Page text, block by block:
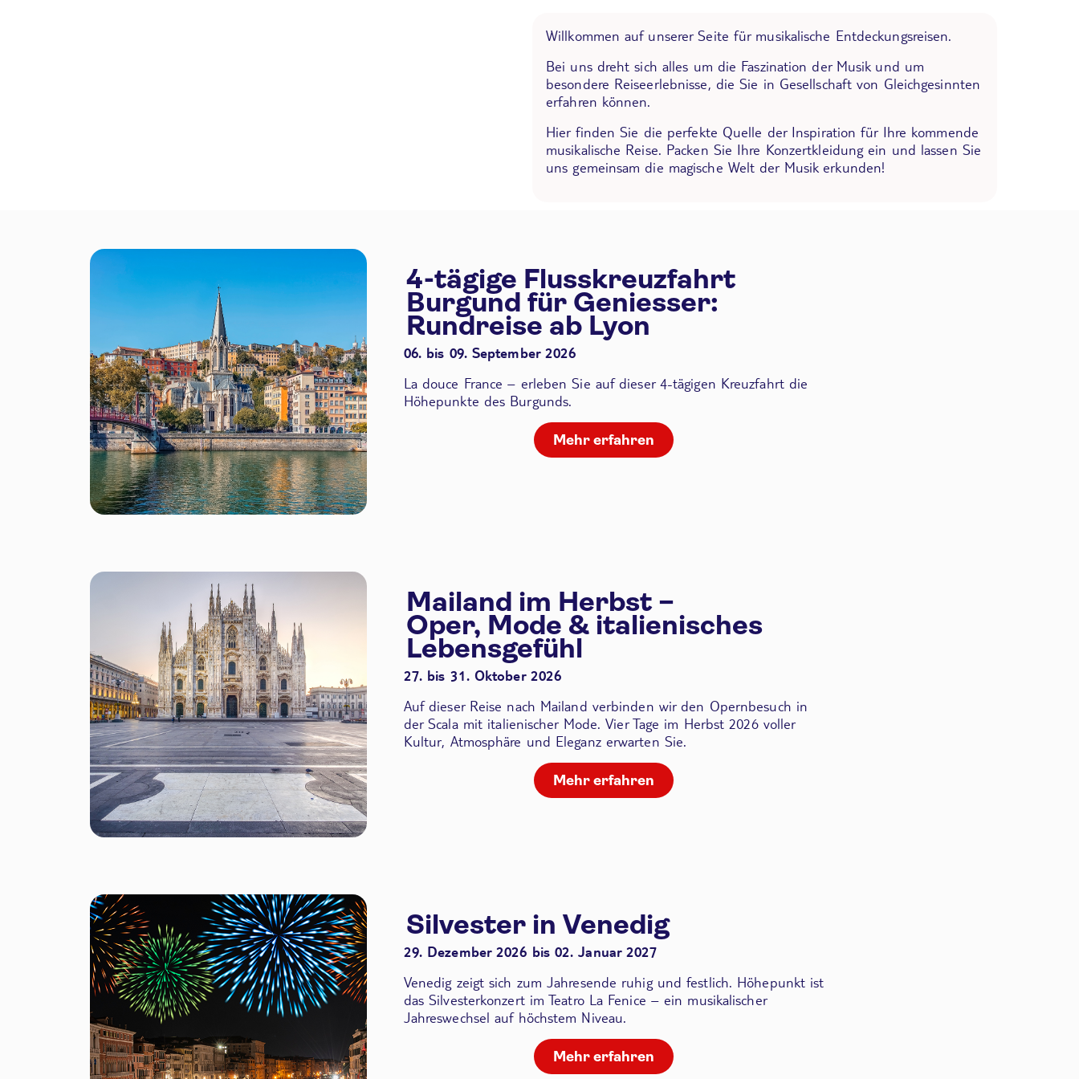
Willkommen auf unserer Seite für musikalische Entdeckungsreisen.
Bei uns dreht sich alles um die Faszination der Musik und um
besondere Reiseerlebnisse, die Sie in Gesellschaft von Gleichgesinnten
erfahren können.
Hier finden Sie die perfekte Quelle der Inspiration für Ihre kommende
musikalische Reise. Packen Sie Ihre Konzertkleidung ein und lassen Sie
uns gemeinsam die magische Welt der Musik erkunden!
4-tägige Flusskreuzfahrt
Burgund für Geniesser:
Rundreise ab Lyon
06. bis 09. September 2026
La douce France – erleben Sie auf dieser 4-tägigen Kreuzfahrt die
Höhepunkte des Burgunds.
Mehr erfahren
Mailand im Herbst –
Oper, Mode & italienisches
Lebensgefühl
27. bis 31. Oktober 2026
Auf dieser Reise nach Mailand verbinden wir den Opernbesuch in
der Scalamit italienischer Mode. Vier Tage im Herbst 2026 voller
Kultur, Atmosphäre und Eleganz erwarten Sie.
Mehr erfahren
Silvester in Venedig
29. Dezember 2026 bis 02. Januar 2027
Venedig zeigt sich zum Jahresende ruhig und festlich. Höhepunkt ist
das Silvesterkonzert im Teatro La Fenice – ein musikalischer
Jahreswechsel auf höchstem Niveau.
Mehr erfahren